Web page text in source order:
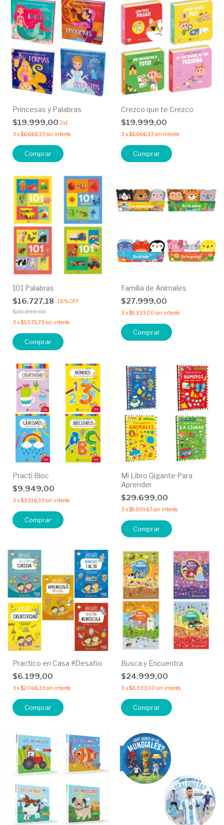
Princesas y Palabras
$19.999,00 2x1
3 x$6.666,33 sin interés
Comprar
Crezco que te Crezco
$19.999,00
3 x$6.666,33 sin interés
Comprar
101 Palabras
$16.727,18 -18% OFF
$20.399,00
3 x$5.575,73 sin interés
Comprar
Familia de Animales
$27.999,00
3 x$9.333,00 sin interés
Comprar
Practi Bloc
$9.949,00
3 x$3.316,33 sin interés
Comprar
Mi Libro Gigante Para
Aprender
$29.699,00
3 x$9.899,67sin interés
Comprar
Practico en Casa #Desafio
$6.199,00
3 x$2.066,33 sin interés
Comprar
Busca y Encuentra
$24.999,00
3 x$8.333,00 sin interés
Comprar